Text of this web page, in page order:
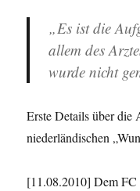
„Es ist die
allem des
wurde nicht
Erste Details über die
niederländischen
[11.08.2010] Dem